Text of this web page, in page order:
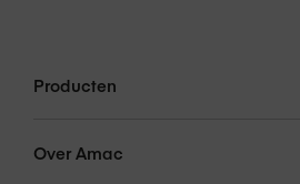
Producten
Over Amac